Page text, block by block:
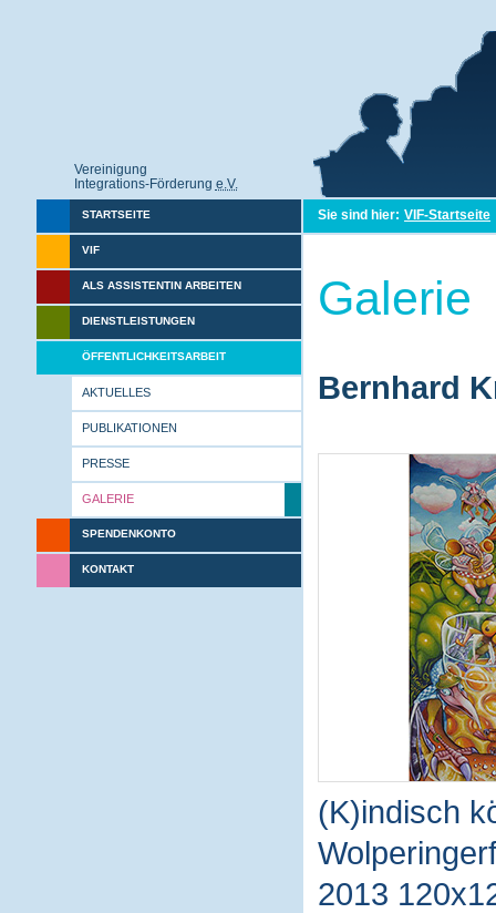
Vereinigung
Integrations-Förderung e.V.
STARTSEITE
VIF
ALS ASSISTENTIN ARBEITEN
DIENSTLEISTUNGEN
ÖFFENTLICHKEITSARBEIT
AKTUELLES
PUBLIKATIONEN
PRESSE
GALERIE
SPENDENKONTO
KONTAKT
Sie sind hier: VIF-Startseite
Galerie
Bernhard
(K)indisch
2013